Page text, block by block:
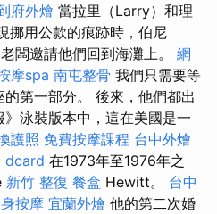
府外燴 當拉里（Larry）和理
挪用公款的痕跡時，伯尼
闆邀請他們回到海灘上。 網
摩spa 南屯整骨 我們只需要等
第一部分。 後來，他們都出
泳裝版本中，這在美國是一
護照 免費按摩課程 台中外燴
dcard 在1973年至1976年之
新竹 整復 餐盒 Hewitt。 台中
按摩 宜蘭外燴 他的第二次婚